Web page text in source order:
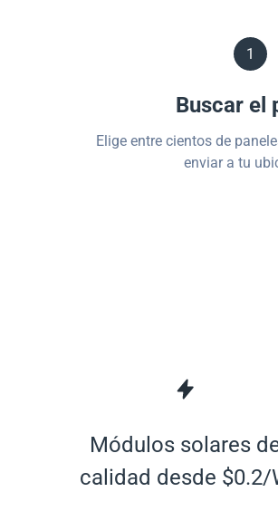
1
Buscar el
Elige entre cientos de
enviar a tu
Módulos solares
calidad desde $0.2/